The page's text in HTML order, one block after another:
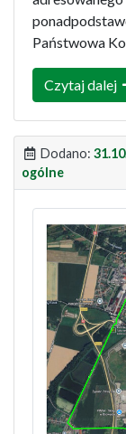
Państwowa
Czytaj dalej
Dodano:
ogólne